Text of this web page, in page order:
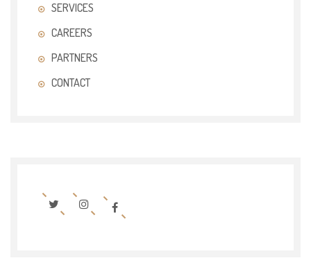
SERVICES
CAREERS
PARTNERS
CONTACT